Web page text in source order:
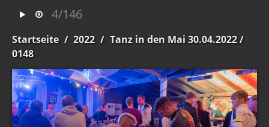
Identifikation
4/146
Startseite / 2022 / Tanz in den Mai 30.04.2022/
0148